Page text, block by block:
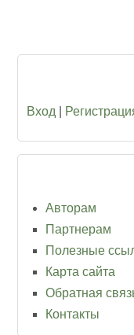
Вход
Авторам
Партнерам
Полезные
Карта сайта
Обратная
Контакты